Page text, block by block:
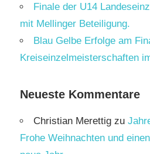
Finale der U14
mit Mellinger Beteiligung.
Blau Gelbe Erfolge am
Kreiseinzelmeisterschaften
Neueste Kommentare
Christian Merettig zu
Frohe Weihnachten und